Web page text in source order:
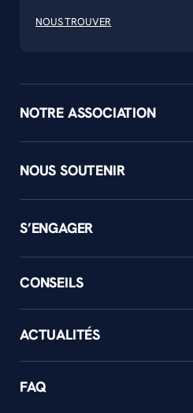
NOUS TROUVER
NOTRE ASSOCIATION
NOUS SOUTENIR
S’ENGAGER
CONSEILS
ACTUALITÉS
FAQ